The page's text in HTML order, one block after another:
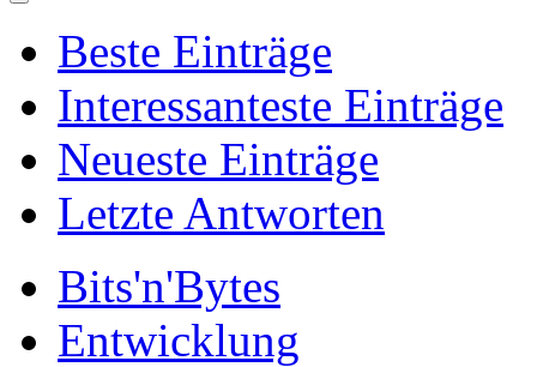
Beste Einträge
Interessanteste Einträge
Neueste Einträge
Letzte Antworten
Bits'n'Bytes
Entwicklung